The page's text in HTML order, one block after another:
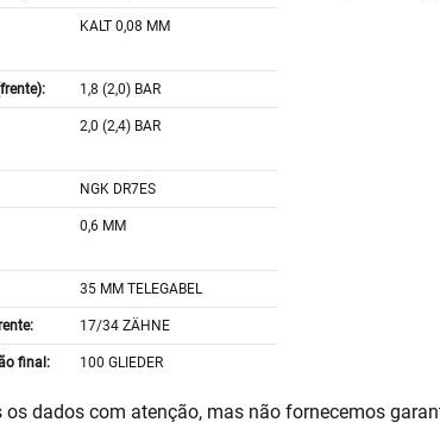
KALT 0,08 MM
1,8 (2,0) BAR
2,0 (2,4) BAR
NGK DR7ES
0,6 MM
35 MM TELEGABEL
17/34 ZÄHNE
final: 100 GLIEDER
os dados com atenção, mas não fornecemos